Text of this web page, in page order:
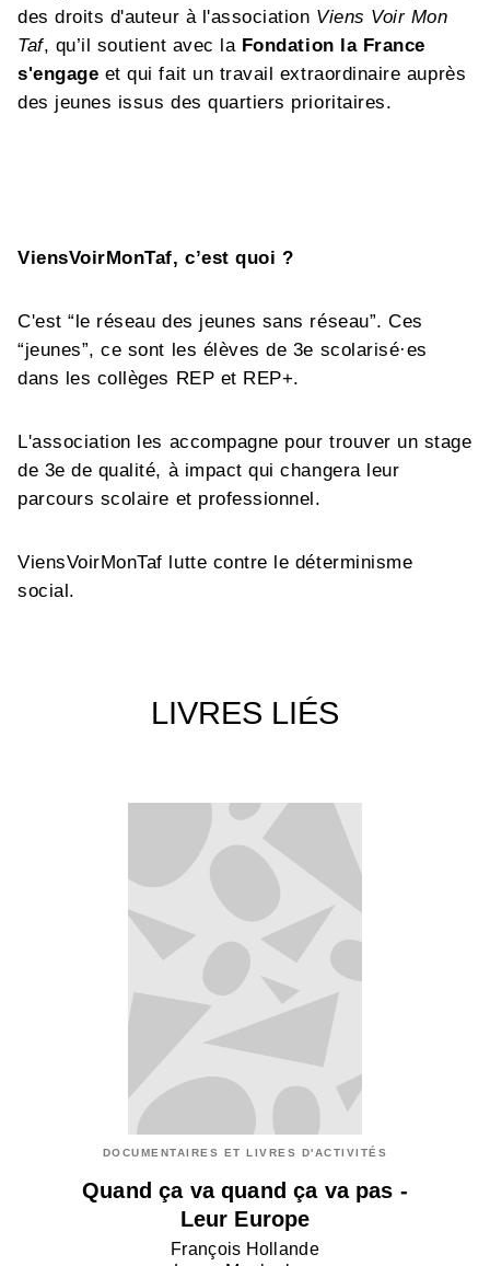
des droits d'auteur à l'association Viens Voir Mon
Taf, qu’il soutient avec la Fondation la France
s'engage et qui fait un travail extraordinaire auprès
des jeunes issus des quartiers prioritaires.
ViensVoirMonTaf, c’est quoi ?
C'est “le réseau des jeunes sans réseau”. Ces
“jeunes”, ce sont les élèves de 3e scolarisé·es
dans les collèges REP et REP+.
L'association les accompagne pour trouver un stage
de 3e de qualité, à impact qui changera leur
parcours scolaire et professionnel.
ViensVoirMonTaf lutte contre le déterminisme
social.
LIVRES LIÉS
DOCUMENTAIRES ET LIVRES D'ACTIVITÉS
Quand ça va quand ça va pas -
Leur Europe
François Hollande